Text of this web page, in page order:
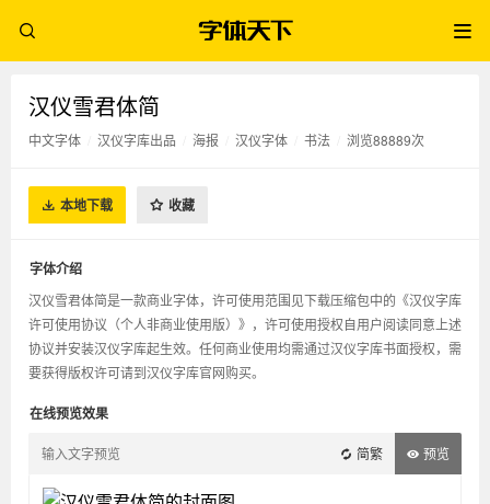
汉仪雪君体简
中文字体 汉仪字库出品 海报 汉仪字体 书法 浏览88889次
本地下载 收藏
字体介绍
汉仪雪君体简是一款商业字体，许可使用范围见下载压缩包中的《汉仪字库
许可使用协议（个人非商业使用版）》，许可使用授权自用户阅读同意上述
协议并安装汉仪字库起生效。任何商业使用均需通过汉仪字库书面授权，需
要获得版权许可请到汉仪字库官网购买。
在线预览效果
简繁 预览